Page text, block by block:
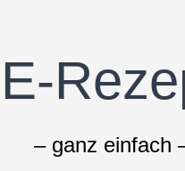
E-
– ganz einfach